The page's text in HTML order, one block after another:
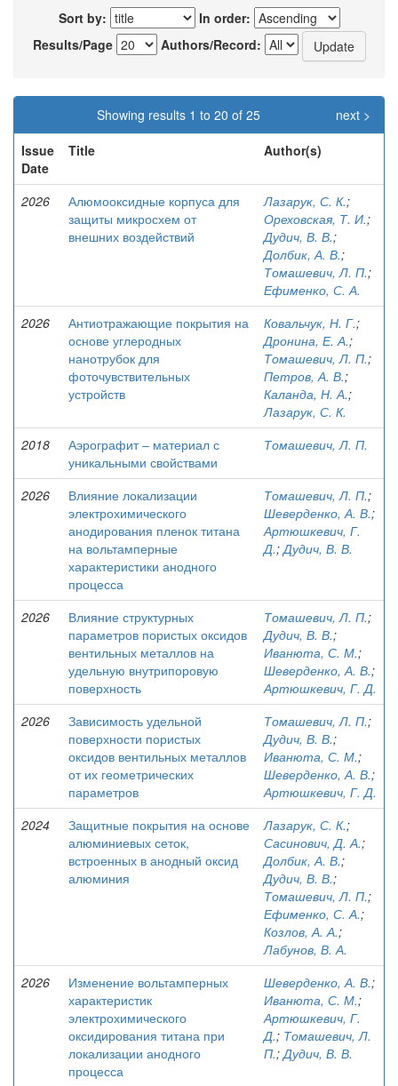
Sort by:
In order:
Results/Page
Authors/Record:
Showing results 1 to 20 of 25
next >
Issue
Date
Title Author(s)
2026
Алюмооксидные корпуса для
защиты микросхем от
внешних воздействий
Лазарук, С. К.;
Ореховская, Т. И.;
Дудич, В. В.;
Долбик, А. В.;
Томашевич, Л. П.;
Ефименко, С. А.
2026
Антиотражающие покрытия на
основе углеродных
нанотрубок для
фоточувствительных
устройств
Ковальчук, Н. Г.;
Дронина, Е. А.;
Томашевич, Л. П.;
Петров, А. В.;
Каланда, Н. А.;
Лазарук, С. К.
2018
Аэрографит – материал с
уникальными свойствами
Томашевич, Л. П.
2026
Влияние локализации
электрохимического
анодирования пленок титана
на вольтамперные
характеристики анодного
процесса
Томашевич, Л. П.;
Шеверденко, А. В.;
Артюшкевич, Г.
Д.;Дудич, В. В.
2026
Влияние структурных
параметров пористых оксидов
вентильных металлов на
удельную внутрипоровую
поверхность
Томашевич, Л. П.;
Дудич, В. В.;
Иванюта, С. М.;
Шеверденко, А. В.;
Артюшкевич, Г. Д.
2026
Зависимость удельной
поверхности пористых
оксидов вентильных металлов
от их геометрических
параметров
Томашевич, Л. П.;
Дудич, В. В.;
Иванюта, С. М.;
Шеверденко, А. В.;
Артюшкевич, Г. Д.
2024
Защитные покрытия на основе
алюминиевых сеток,
встроенных в анодный оксид
алюминия
Лазарук, С. К.;
Сасинович, Д. А.;
Долбик, А. В.;
Дудич, В. В.;
Томашевич, Л. П.;
Ефименко, С. А.;
Козлов, А. А.;
Лабунов, В. А.
2026
Изменение вольтамперных
характеристик
электрохимического
оксидирования титана при
локализации анодного
процесса
Шеверденко, А. В.;
Иванюта, С. М.;
Артюшкевич, Г.
Д.; Томашевич, Л.
П.;Дудич, В. В.